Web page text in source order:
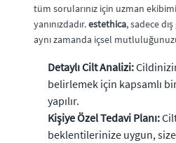
tüm sorularınız için uzman
yanınızdadır.estethica, sadece
aynı zamanda içsel
Detaylı Cilt Analizi:
belirlemek için kapsamlı
yapılır.
Kişiye Özel Tedavi Planı:
beklentilerinize uygun,